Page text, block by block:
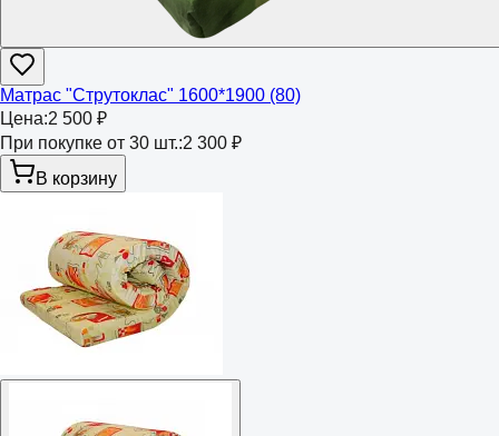
Матрас "Струтоклас" 1600*1900 (80)
Цена:2 500 ₽
При покупке от 30 шт.:2 300 ₽
В корзину